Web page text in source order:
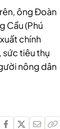
ông Đoàn
Cầu (Phú
chính
sức tiêu thụ
nông dân